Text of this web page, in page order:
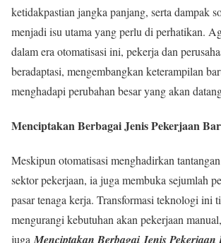
ketidakpastian jangka panjang, serta dampak
menjadi isu utama yang perlu di perhatikan.
dalam era otomatisasi ini, pekerja dan
beradaptasi, mengembangkan keterampilan
menghadapi perubahan besar yang akan
Menciptakan Berbagai Jenis Pekerjaan
Meskipun otomatisasi menghadirkan
sektor pekerjaan, ia juga membuka sejumlah
pasar tenaga kerja. Transformasi teknologi ini
mengurangi kebutuhan akan pekerjaan
jugaMenciptakan Berbagai Jenis Pekerjaan